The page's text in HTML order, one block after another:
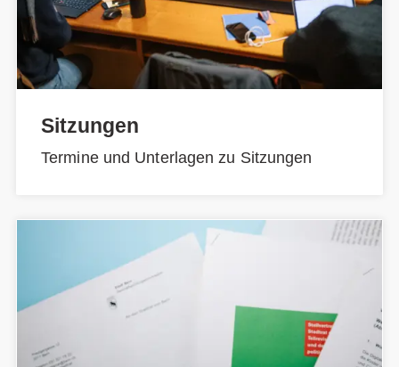
Sitzungen
Termine und Unterlagen zu Sitzungen